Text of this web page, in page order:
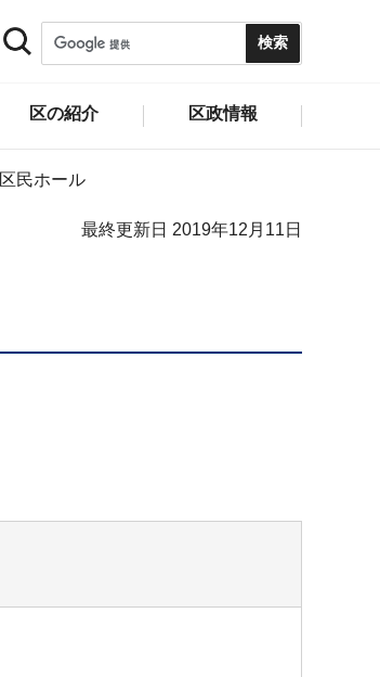
区の紹介 区政情報
区民ホール
最終更新日 2019年12月11日